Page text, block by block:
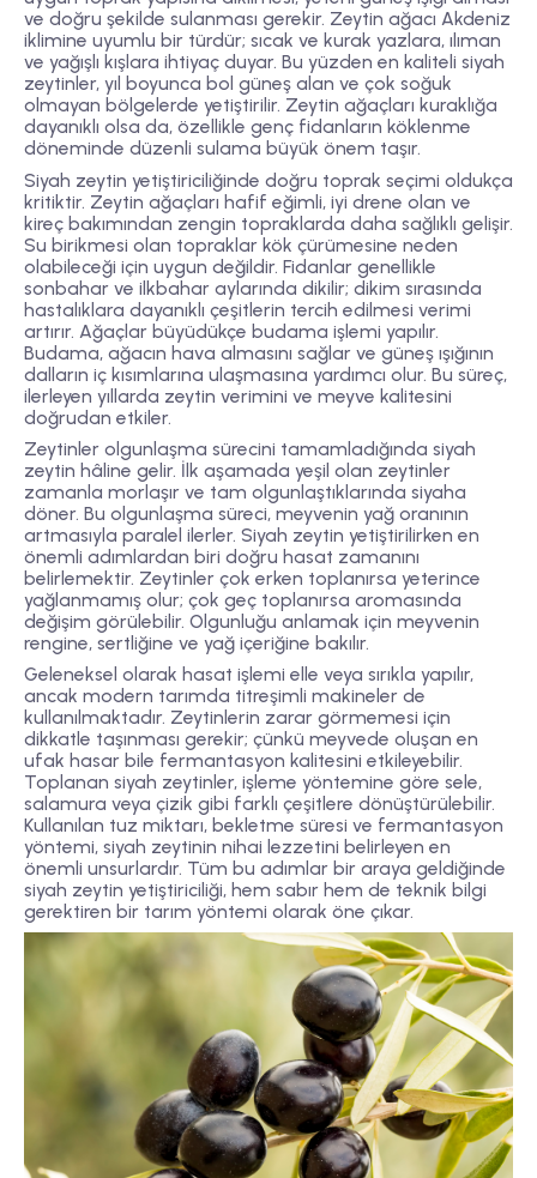
ve doğru şekilde sulanması gerekir. Zeytin ağacı Akdeniz
iklimine uyumlu bir türdür; sıcak ve kurak yazlara, ılıman
ve yağışlı kışlara ihtiyaç duyar. Bu yüzden en kaliteli siyah
zeytinler, yıl boyunca bol güneş alan ve çok soğuk
olmayan bölgelerde yetiştirilir. Zeytin ağaçları kuraklığa
dayanıklı olsa da, özellikle genç fidanların köklenme
döneminde düzenli sulama büyük önem taşır.
Siyah zeytin yetiştiriciliğinde doğru toprak seçimi oldukça
kritiktir. Zeytin ağaçları hafif eğimli, iyi drene olan ve
kireç bakımından zengin topraklarda daha sağlıklı gelişir.
Su birikmesi olan topraklar kök çürümesine neden
olabileceği için uygun değildir. Fidanlar genellikle
sonbahar ve ilkbahar aylarında dikilir; dikim sırasında
hastalıklara dayanıklı çeşitlerin tercih edilmesi verimi
artırır. Ağaçlar büyüdükçe budama işlemi yapılır.
Budama, ağacın hava almasını sağlar ve güneş ışığının
dalların iç kısımlarına ulaşmasına yardımcı olur. Bu süreç,
ilerleyen yıllarda zeytin verimini ve meyve kalitesini
doğrudan etkiler.
Zeytinler olgunlaşma sürecini tamamladığında siyah
zeytin hâline gelir. İlk aşamada yeşil olan zeytinler
zamanla morlaşır ve tam olgunlaştıklarında siyaha
döner. Bu olgunlaşma süreci, meyvenin yağ oranının
artmasıyla paralel ilerler. Siyah zeytin yetiştirilirken en
önemli adımlardan biri doğru hasat zamanını
belirlemektir. Zeytinler çok erken toplanırsa yeterince
yağlanmamış olur; çok geç toplanırsa aromasında
değişim görülebilir. Olgunluğu anlamak için meyvenin
rengine, sertliğine ve yağ içeriğine bakılır.
Geleneksel olarak hasat işlemi elle veya sırıkla yapılır,
ancak modern tarımda titreşimli makineler de
kullanılmaktadır. Zeytinlerin zarar görmemesi için
dikkatle taşınması gerekir; çünkü meyvede oluşan en
ufak hasar bile fermantasyon kalitesini etkileyebilir.
Toplanan siyah zeytinler, işleme yöntemine göre sele,
salamura veya çizik gibi farklı çeşitlere dönüştürülebilir.
Kullanılan tuz miktarı, bekletme süresi ve fermantasyon
yöntemi, siyah zeytinin nihai lezzetini belirleyen en
önemli unsurlardır. Tüm bu adımlar bir araya geldiğinde
siyah zeytin yetiştiriciliği, hem sabır hem de teknik bilgi
gerektiren bir tarım yöntemi olarak öne çıkar.